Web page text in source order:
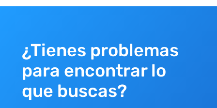
¿Tienes problemas
para encontrar lo
que buscas?